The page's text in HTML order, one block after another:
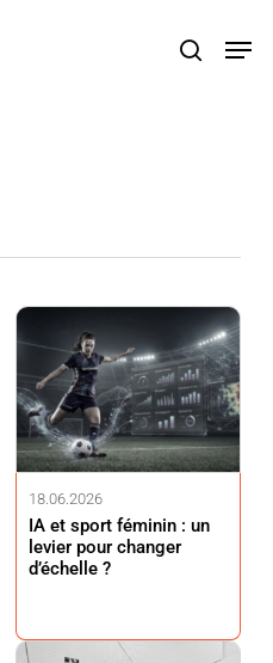
search
18.06.2026
IA et sport féminin : un
levier pour changer
d’échelle ?